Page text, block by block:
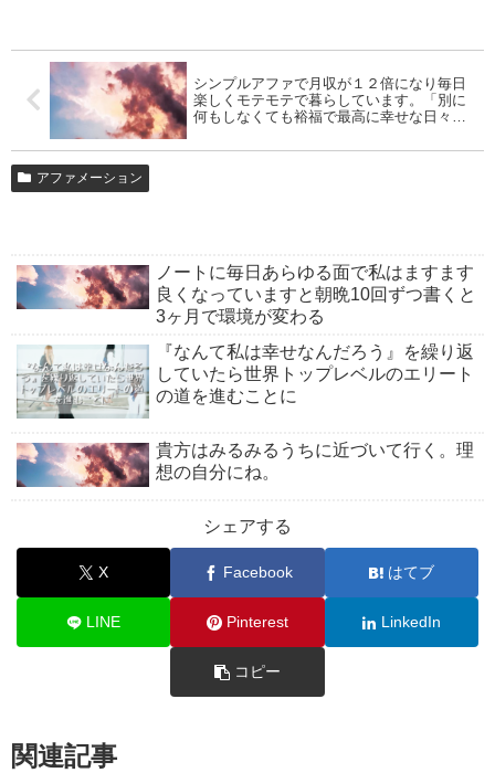
シンプルアファで月収が１２倍になり毎日
楽しくモテモテで暮らしています。「別に
何もしなくても裕福で最高に幸せな日々を
ます、感謝します」
アファメーション
ノートに毎日あらゆる面で私はますます
良くなっていますと朝晩10回ずつ書くと
3ヶ月で環境が変わる
『なんて私は幸せなんだろう』を繰り返
していたら世界トップレベルのエリート
の道を進むことに
貴方はみるみるうちに近づいて行く。理
想の自分にね。
シェアする
X Facebook はてブ
LINE Pinterest LinkedIn
コピー
関連記事